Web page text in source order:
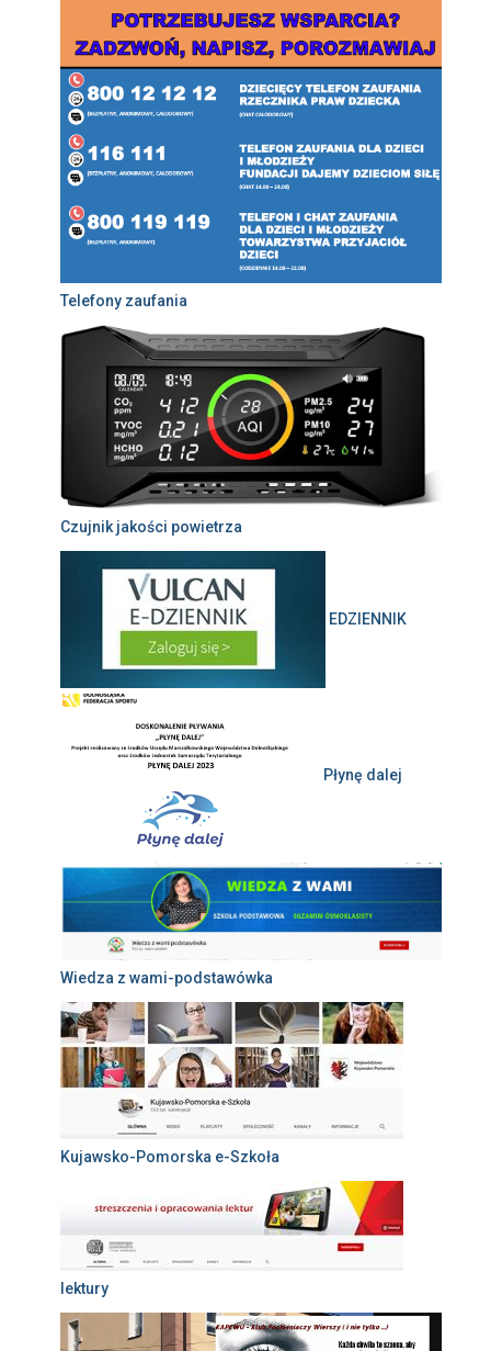
Telefony zaufania
Czujnik jakości powietrza
EDZIENNIK
Płynę dalej
Wiedza z wami-podstawówka
Kujawsko-Pomorska e-Szkoła
lektury